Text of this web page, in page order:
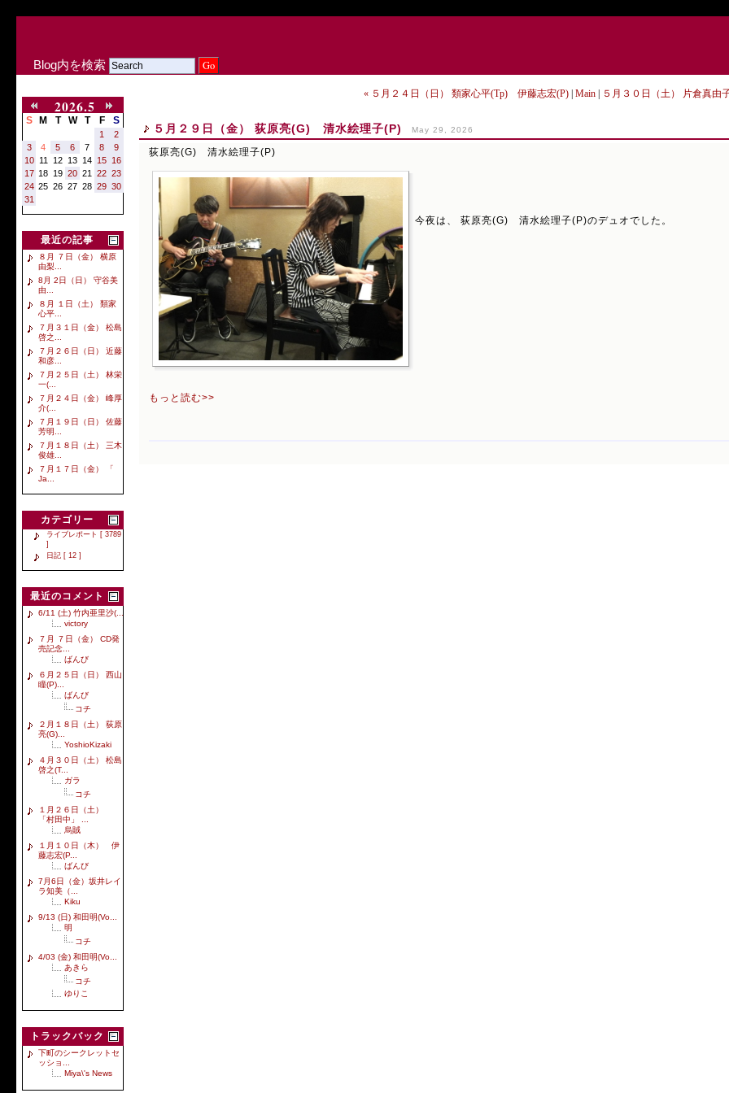
Blog内を検索
2026.5
S M T W T F S
1
2
3
4 5 6 7 8
9
10 11 12 13 14 15 16
17 18 19 20 21 22 23
24 25 26 27 28 29 30
31
最近の記事
８月 ７日（金） 横原
由梨...
8月 2日（日） 守谷美
由...
８月 １日（土） 類家
心平...
７月３１日（金） 松島
啓之...
７月２６日（日） 近藤
和彦...
７月２５日（土） 林栄
一(...
７月２４日（金） 峰厚
介(...
７月１９日（日） 佐藤
芳明...
７月１８日（土） 三木
俊雄...
７月１７日（金） 「
Ja...
カテゴリー
ライブレポート [ 3789
]
日記 [ 12 ]
最近のコメント
6/11 (土) 竹内亜里沙(...
victory
７月 ７日（金） CD発
売記念...
ばんび
６月２５日（日） 西山
瞳(P)...
ばんび
コチ
２月１８日（土） 荻原
亮(G)...
YoshioKizaki
４月３０日（土） 松島
啓之(T...
ガラ
コチ
１月２６日（土）
「村田中」 ...
烏賊
１月１０日（木） 伊
藤志宏(P...
ばんび
7月6日（金）坂井レイ
ラ知美（...
Kiku
9/13 (日) 和田明(Vo...
明
コチ
4/03 (金) 和田明(Vo...
あきら
コチ
ゆりこ
トラックバック
下町のシークレットセ
ッショ...
Miya\'s News
« ５月２４日（日） 類家心平(Tp) 伊藤志宏(P) Main ５月３０日（土） 片倉真
５月２９日（金） 荻原亮(G) 清水絵理子(P) May 29, 2026
荻原亮(G) 清水絵理子(P)
今夜は、 荻原亮(G) 清水絵理子(P)のデュオでした。
もっと読む>>